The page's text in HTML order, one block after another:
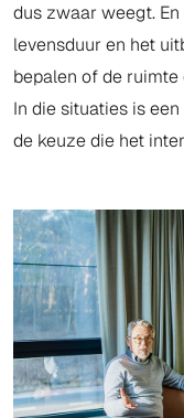
dus zwaar weegt.
levensduur en het
bepalen of de
In die situaties is
de keuze die het